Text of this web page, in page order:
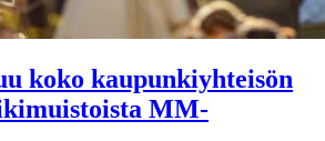
koko kaupunkiyhteisön
MM-